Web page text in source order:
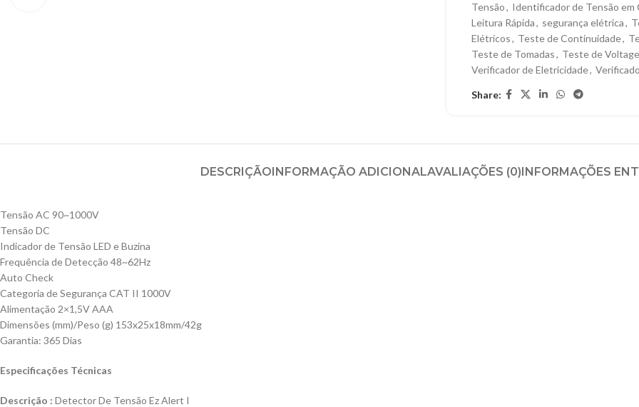
Tensão, Identificador de Tensão em
Leitura Rápida, segurança elétrica,
Elétricos, Teste de Continuidade,
Teste de Tomadas, Teste de
Verificador de Eletricidade,
Share:
DESCRIÇÃOINFORMAÇÃO ADICIONALAVALIAÇÕES (0)INFORMAÇÕES
Tensão AC 90~1000V
Tensão DC
Indicador de Tensão LED e Buzina
Frequência de Detecção 48~62Hz
Auto Check
Categoria de Segurança CAT II 1000V
Alimentação 2×1,5V AAA
Dimensões (mm)/Peso (g) 153x25x18mm/42g
Garantia: 365 Dias
Especificações Técnicas
Descrição : Detector De Tensão Ez Alert I